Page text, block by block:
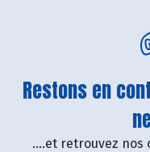
Restons en
....et retrouvez nos